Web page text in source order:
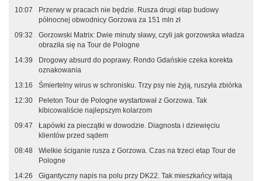
10:07
Przerwy w pracach nie będzie. Rusza drugi etap budowy
północnej obwodnicy Gorzowa za 151 mln zł
09:32
Gorzowski Matrix: Dwie minuty sławy, czyli jak gorzowska władza
obraziła się na Tour de Pologne
14:39
Drogowy absurd do poprawy. Rondo Gdańskie czeka korekta
oznakowania
13:16
Śmiertelny wirus w schronisku. Trzy psy nie żyją, ruszyła zbiórka
12:30
Peleton Tour de Pologne wystartował z Gorzowa. Tak
kibicowaliście najlepszym kolarzom
09:47
Łapówki za pieczątki w dowodzie. Diagnosta i dziewięciu
klientów przed sądem
08:48
Wielkie ściganie rusza z Gorzowa. Czas na trzeci etap Tour de
Pologne
14:26
Gigantyczny napis na polu przy DK22. Tak mieszkańcy witają